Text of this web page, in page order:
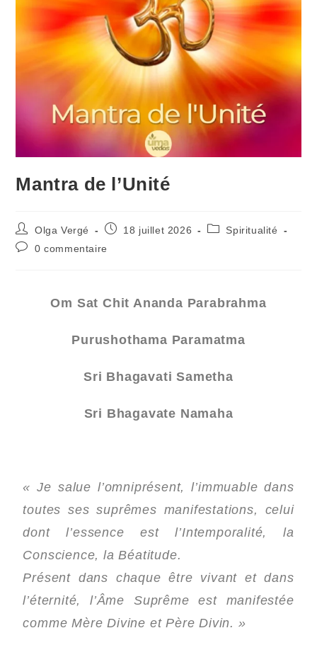
Mantra de l’Unité
Olga Vergé 18 juillet 2026
Spiritualité
0 commentaire
Om Sat Chit Ananda Parabrahma
Purushothama Paramatma
Sri Bhagavati Sametha
Sri Bhagavate Namaha
« Je salue l’omniprésent, l’immuable dans
toutes ses suprêmes manifestations, celui
dont l’essence est l’Intemporalité, la
Conscience, la Béatitude.
Présent dans chaque être vivant et dans
l’éternité, l’Âme Suprême est manifestée
comme Mère Divine et Père Divin. »